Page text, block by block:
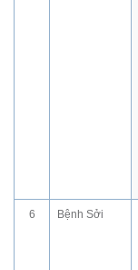
6 Bệnh Sởi